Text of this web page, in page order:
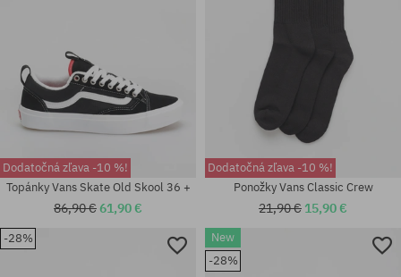
Dostupné veľkosti:
Dostupné veľkosti:
36; 36.5; 37; 38; 38.5; 39; 40;
40.5; 42; 42.5; 43; 44; 44.5; 45;
Dodatočná zľava -10 %!
Topánky Vans Skate Old Skool 36 +
86,90 €61,90 €
Dodatočná zľava -10 %!
Ponožky Vans Classic Crew
21,90 € 15,90 €
-28%
New
-28%